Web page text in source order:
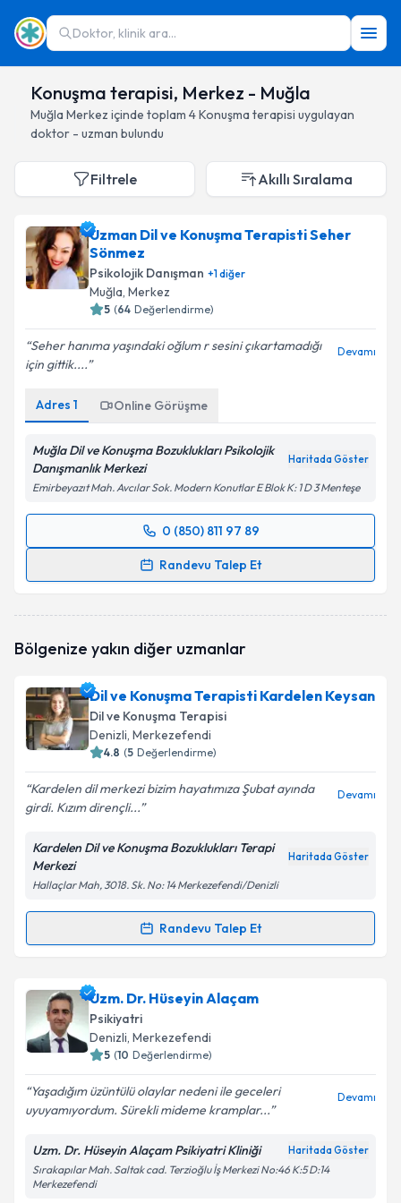
Doktor, klinik ara...
Konuşma terapisi, Merkez - Muğla
Muğla Merkez içinde toplam 4Konuşma terapisi uygulayan
doktor - uzman bulundu
Filtrele Akıllı Sıralama
Uzman Dil ve Konuşma Terapisti Seher
Sönmez
Psikolojik Danışman +1diğer
Muğla, Merkez
5 (64 Değerlendirme)
Seher hanıma yaşındaki oğlum r sesini çıkartamadığı
için gittik....
Devamı
Adres 1 Online Görüşme
Muğla Dil ve Konuşma Bozuklukları Psikolojik
Danışmanlık Merkezi
Haritada Göster
Emirbeyazıt Mah. Avcılar Sok. Modern Konutlar E Blok K: 1 D 3 Menteşe
0 (850) 811 97 89
Randevu Talep Et
Randevu Takvimi Talebi
için randevu takvimi talebi oluşturun. Size bu
hazırlandığında e-posta ile bilgilendireceğiz.
E-posta Adresiniz
Kişisel verilerimin işlenmesine ilişkinAydınlatma
Metni'ni okudum ve kişisel verilerimin belirtilen
kapsamda işlenmesini kabul ediyorum.
Bölgenize yakın diğer uzmanlar
Dil ve Konuşma Terapisti Kardelen Keysan
Dil ve Konuşma Terapisi
Denizli, Merkezefendi
4.8 (5 Değerlendirme)
Kardelen dil merkezi bizim hayatımıza Şubat ayında
girdi. Kızım dirençli...
Devamı
Kardelen Dil ve Konuşma Bozuklukları Terapi
Merkezi
Haritada Göster
Hallaçlar Mah, 3018. Sk. No: 14 Merkezefendi/Denizli
Randevu Talep Et
Randevu Takvimi Talebi
Dil ve Konuşma Terapisti Kardelen Keysan
randevu takvimi talebi oluşturun. Size bu uzmandan
randevu almanız için bir takvim hazırlandığında e-
posta ile bilgilendireceğiz.
E-posta Adresiniz
Kişisel verilerimin işlenmesine ilişkinAydınlatma
Metni
Uzm. Dr. Hüseyin Alaçam
Psikiyatri
Denizli, Merkezefendi
5 (10 Değerlendirme)
Yaşadığım üzüntülü olaylar nedeni ile geceleri
uyuyamıyordum. Sürekli mideme kramplar...
Devamı
Uzm. Dr. Hüseyin Alaçam Psikiyatri Kliniği Haritada Göster
Sırakapılar Mah. Saltak cad. Terzioğlu İş Merkezi No:46 K:5 D:14
Merkezefendi